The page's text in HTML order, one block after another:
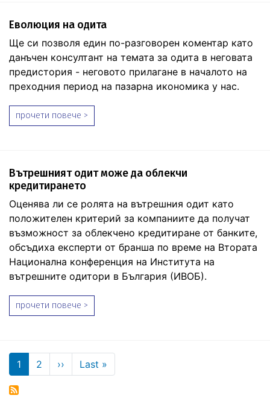
Еволюция на одита
Ще си позволя един по-разговорен коментар като
данъчен консултант на темата за одита в неговата
предистория - неговото прилагане в началото на
преходния период на пазарна икономика у нас.
прочети повече >
Вътрешният одит може да облекчи
кредитирането
Оценява ли се ролята на вътрешния одит като
положителен критерий за компаниите да получат
възможност за облекчено кредитиране от банките,
обсъдиха експерти от бранша по време на Втората
Национална конференция на Института на
вътрешните одитори в България (ИВОБ).
прочети повече >
Pagination
1 2 ›› Next page
Last »